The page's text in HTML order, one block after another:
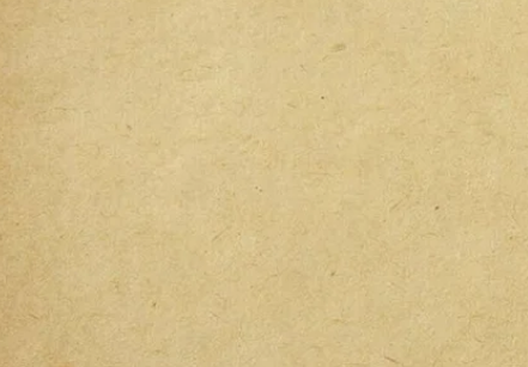
Nosotros
COBERTURAS
Climatopedia
Medio ambiente
Salud mental
Género